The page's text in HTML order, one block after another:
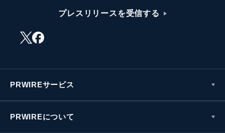
プレスリリースを受信する
PRWIREサービス
PRWIREについて